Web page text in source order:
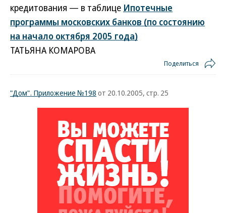
кредитования — в таблице Ипотечные
программы московских банков (по состоянию
на начало октября 2005 года)
ТАТЬЯНА КОМАРОВА
Поделиться
"Дом". Приложение №198 от 20.10.2005, стр. 25